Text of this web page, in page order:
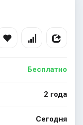
Бесплатно
2 года
Сегодня